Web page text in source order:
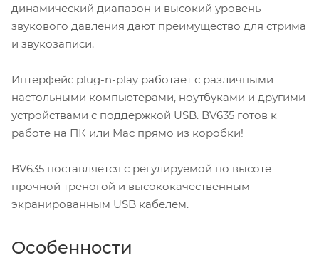
динамический диапазон и высокий уровень
звукового давления дают преимущество для стрима
и звукозаписи.
Интерфейс plug-n-play работает с различными
настольными компьютерами, ноутбуками и другими
устройствами с поддержкой USB. BV635 готов к
работе на ПК или Mac прямо из коробки!
BV635 поставляется с регулируемой по высоте
прочной треногой и высококачественным
экранированным USB кабелем.
Особенности